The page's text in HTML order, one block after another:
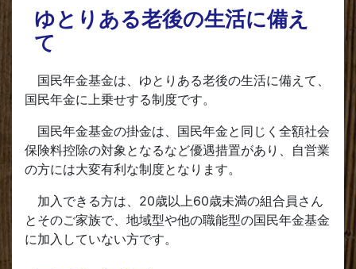
ゆとりある老後の生活に備え
て
国民年金基金は、ゆとりある老後の生活に備えて、
国民年金に上乗せする制度です。
国民年金基金の掛金は、国民年金と同じく全額社会
保険料控除の対象となるなど優遇措置があり、自営業
の方には大変有利な制度となります。
加入できる方は、20歳以上60歳未満の組合員さん
とそのご家族で、地域型や他の職能型の国民年金基金
に加入していない方です。